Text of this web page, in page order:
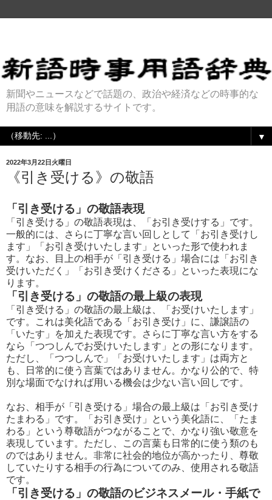
新聞やニュースなどで話題の、政治や経済などの時事的な
用語の意味を解説するサイトです。
▼
2022年3月22日火曜日
《引き受ける》の敬語
「引き受ける」の敬語表現
「引き受ける」の敬語表現は、「お引き受けする」です。
一般的には、さらに丁寧な言い回しとして「お引き受けし
ます」「お引き受けいたします」といった形で使われま
す。なお、目上の相手が「引き受ける」場合には「お引き
受けいただく」「お引き受けくださる」といった表現にな
ります。
「引き受ける」の敬語の最上級の表現
「引き受ける」の敬語の最上級は、「お受けいたします」
です。これは美化語である「お引き受け」に、謙譲語の
「いたす」を加えた表現です。さらに丁寧な言い方をする
なら「つつしんでお受けいたします」との形になります。
ただし、「つつしんで」「お受けいたします」は両方と
も、日常的に使う言葉ではありません。かなり公的で、特
別な場面でなければ用いる機会は少ない言い回しです。
なお、相手が「引き受ける」場合の最上級は「お引き受け
たまわる」です。「お引き受け」という美化語に、「たま
わる」という尊敬語がつながることで、かなり強い敬意を
表現しています。ただし、この言葉も日常的に使う類のも
のではありません。非常に社会的地位が高かったり、尊敬
していたりする相手の行為についてのみ、使用される敬語
です。
「引き受ける」の敬語のビジネスメール・手紙で